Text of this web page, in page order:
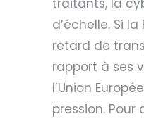
traitants, la
d’échelle. Si
retard de
rapport à ses
l’Union
pression.